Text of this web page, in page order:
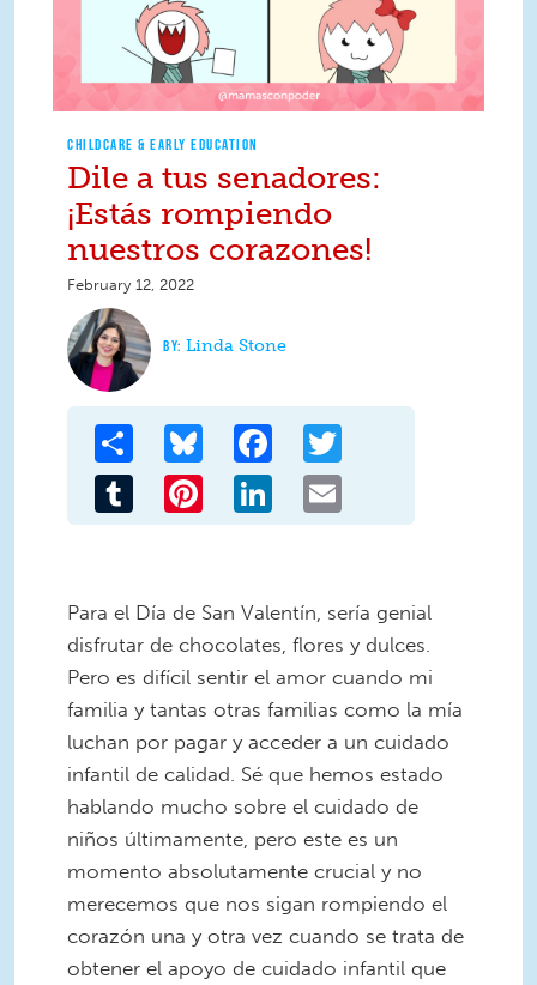
CHILDCARE & EARLY EDUCATION
Dile a tus senadores:
¡Estás rompiendo
nuestros corazones!
February 12, 2022
Linda Stone
Share Bluesky Facebook
Tumblr Pinterest LinkedIn
Para el Día de San Valentín, sería genial
disfrutar de chocolates, flores y dulces.
Pero es difícil sentir el amor cuando mi
familia y tantas otras familias como la mía
luchan por pagar y acceder a un cuidado
infantil de calidad. Sé que hemos estado
hablando mucho sobre el cuidado de
niños últimamente, pero este es un
momento absolutamente crucial y no
merecemos que nos sigan rompiendo el
corazón una y otra vez cuando se trata de
obtener el apoyo de cuidado infantil que